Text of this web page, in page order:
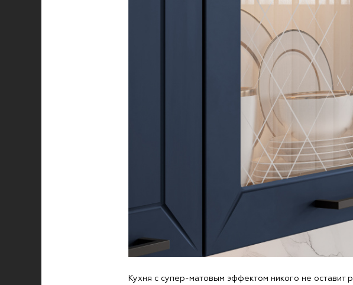
Кухня с супер-матовым эффектом никого не оставит